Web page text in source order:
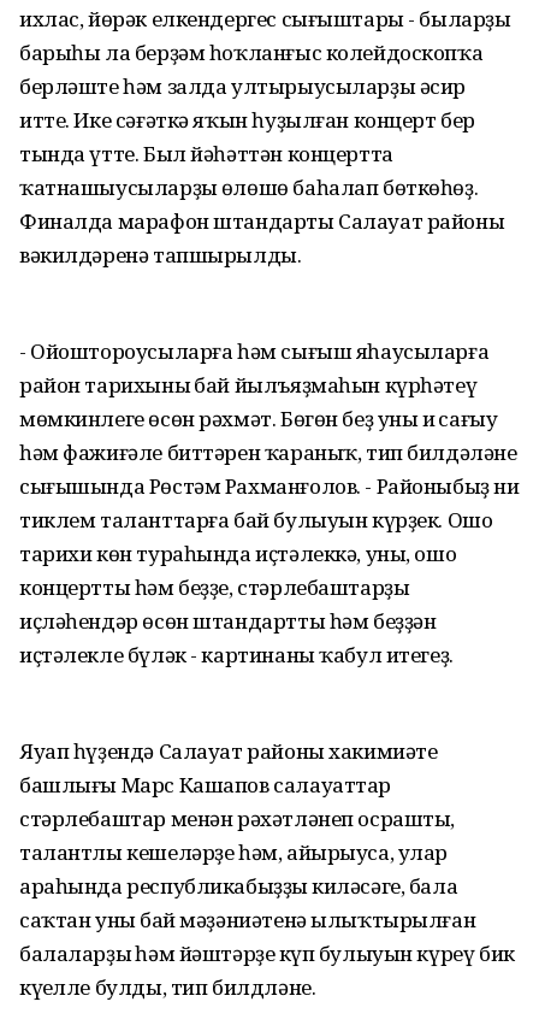
ихлас, йөрәк елкендергес сығыштары - быларҙың
барыһы ла берҙәм һоҡланғыс колейдоскопҡа
берләште һәм залда ултырыусыларҙы әсир
итте. Ике сәғәткә яҡын һуҙылған концерт бер
тында үтте. Был йәһәттән концертта
ҡатнашыусыларҙың өлөшө баһалап бөткөһөҙ.
Финалда марафон штандарты Салауат районы
вәкилдәренә тапшырылды.
- Ойоштороусыларға һәм сығыш яһаусыларға
район тарихының бай йылъяҙмаһын күрһәтеү
мөмкинлеге өсөн рәхмәт. Бөгөн беҙ уның иң сағыу
һәм фажиғәле биттәрен ҡараныҡ, тип билдәләне
сығышында Рөстәм Рахманғолов. - Районыбыҙ ни
тиклем таланттарға бай булыуын күрҙек. Ошо
тарихи көн тураһында иҫтәлеккә, уны, ошо
концертты һәм беҙҙе, стәрлебаштарҙы
иҫләһендәр өсөн штандартты һәм беҙҙән
иҫтәлекле бүләк - картинаны ҡабул итегеҙ.
Яуап һүҙендә Салауат районы хакимиәте
башлығы Марс Кашапов салауаттар
стәрлебаштар менән рәхәтләнеп осрашты,
талантлы кешеләрҙе һәм, айырыуса, улар
араһында республикабыҙҙың киләсәге, бала
саҡтан уның бай мәҙәниәтенә ылыҡтырылған
балаларҙың һәм йәштәрҙең күп булыуын күреү бик
күңелле булды, тип билдләне.